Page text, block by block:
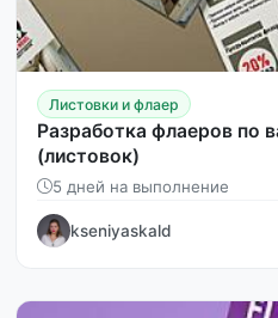
Листовки и флаер
Разработка флаеров по
(листовок)
5 дней на выполнение
kseniyaskald